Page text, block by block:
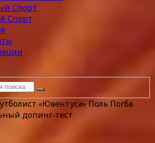
Спорт
Спорт
«Ювентуса» Поль Погба
допинг‑тест